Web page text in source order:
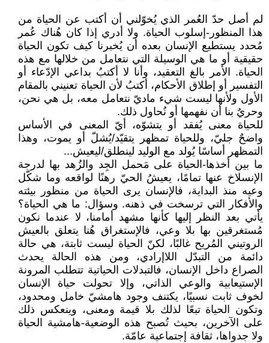
لم أصل حدّ العُمر الذي يُخوّلني أن أكتب عن الحياة من
هذا المنظور-إسلوب الحياة. ولا أدري إذا كان هُناك عُمر
مُحدد يستطيع الإنسان بعده أن يُخبرنا كيف تكون الحياة
حقيقية أو ما هي الوسيلة التي نتعامل من خلالها مع هذه
الحياة. الأمر بالغ التعقيد، وأنا لا أكتبُ بداعي الإدّعاء أو
التفسير أو إطلاق الأحكام، أكتبُ لأن الحياة تعنيني بالمقام
الأول ولأنها ليست شيء ماديّ نتعامل معه، بل هي نحن،
وحريٌ بنا أن نفهمها أو نُحاول ذلك.
للحياة معنى يُفقد أو يتشوّه، أيّ المعنى في الأساس
واضحٌ جليّ، وللحياة تمظهر يتقيّد/يُشلّ أو يموت، وهذا
التمظهر أساسًا يُولد مع الوليد لينطلق/ليعيش...
ما بين أخذها-الحياة على مَحمل الجِد والزُهد بها لدرجة
الإنسلاخ عنها تمامًا، يعيشُ الحيّ رهنًا لواقعه وما شكّل
وعيه منذ البداية، فالإنسان يرى الحياة من منظور بيئته
والأفكار التي ترسخت في ذهنه. وسؤال: ما هي الحياة؟
يأتي بعد النظر إليها كأنها مشهد أمامنا، لا عندما نكون
مُستغرقين بها بلا وعي، فالإستغراق هُنا يتعلق بالعيش
الروتيني المُريح غالبًا، لكنّ الحياة ليست ثابتة، هي حالة
دائمة من التبدّل اللاإرادي، ومن هذه الحالة يحدث
الصراع داخل الإنسان، فالتبدلات الحياتية تتطلب المرونة
الإستيعابية والوعي الذاتي، وإلا تحولت حياة الإنسان
لخوف ثابت نسبيًا، يكتنف وجود هامشيّ خامل ومحدود،
وتكون الحياة تبعًا لذلك بلا قيمة ومعنى، وينعكس ذلك
على الآخرين، بحيث تُصبح هذه الوضعية-هامشية الحياة
ولا جدواها، ثقافة إجتماعية عامّة.